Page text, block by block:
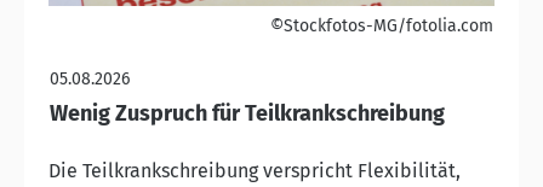
©Stockfotos-MG/fotolia.com
05.08.2026
Wenig Zuspruch für Teilkrankschreibung
Die Teilkrankschreibung verspricht Flexibilität,